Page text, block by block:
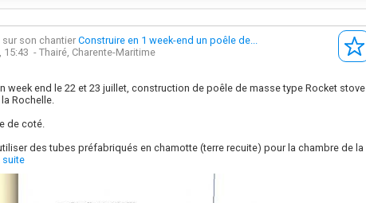
sur son chantier Construire en 1 week-end un poêle de...
15:43 - Thairé, Charente-Maritime
week end le 22 et 23 juillet, construction de poêle de masse type Rocket stove
Rochelle.
de coté.
des tubes préfabriqués en chamotte (terre recuite) pour la chambre de la
suite